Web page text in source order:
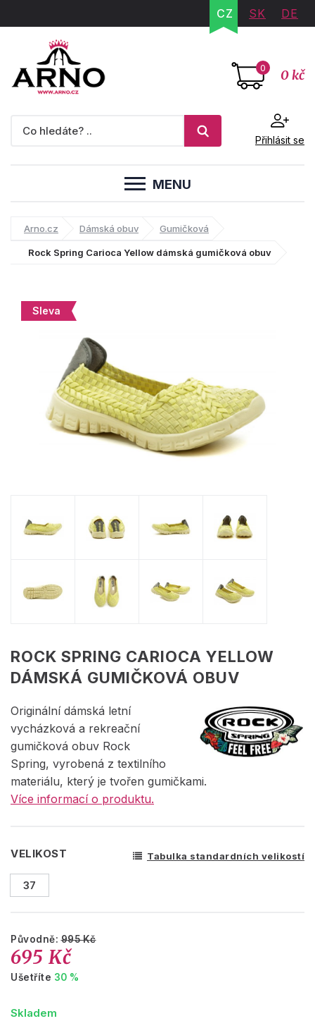
CZ SK DE
0 0 kč
Přihlásit se
MENU
Arno.cz Dámská obuv Gumičková
Rock Spring Carioca Yellow dámská gumičková obuv
Sleva
ROCK SPRING CARIOCA YELLOW
DÁMSKÁ GUMIČKOVÁ OBUV
Originální dámská letní
vycházková a rekreační
gumičková obuv Rock
Spring, vyrobená z textilního
materiálu, který je tvořen gumičkami.
Více informací o produktu.
VELIKOST Tabulka standardních velikostí
37
Původně:995 Kč
695 Kč
Ušetříte 30 %
Skladem